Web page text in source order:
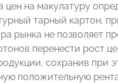
цен на макулатуру
тарный картон,
рынка не позволяет
перенести рост
сохранив при
положительную